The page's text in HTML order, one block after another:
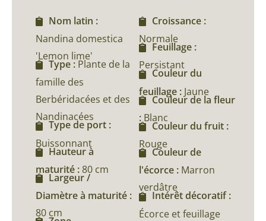
Nom latin :
Nandina domestica
'Lemon lime'
Type : Plante de la
famille des
Berbéridacées et des
Nandinacées
Type de port :
Buissonnant
Hauteur à
maturité :80 cm
Largeur /
Diamètre à maturité :
80 cm
Croissance :
Normale
Feuillage :
Persistant
Couleur du
feuillage : Jaune
Couleur de la fleur
: Blanc
Couleur du fruit :
Rouge
Couleur de
l'écorce : Marron
verdâtre
Intérêt décoratif :
Écorce et feuillage